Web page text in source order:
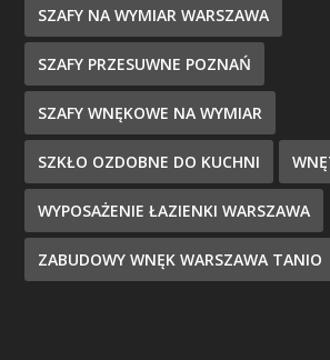
SZAFY NA WYMIAR WARSZAWA
SZAFY PRZESUWNE POZNAŃ
SZAFY WNĘKOWE NA WYMIAR
SZKŁO OZDOBNE DO KUCHNI
WYPOSAŻENIE ŁAZIENKI WARSZAWA
ZABUDOWY WNĘK WARSZAWA TANIO